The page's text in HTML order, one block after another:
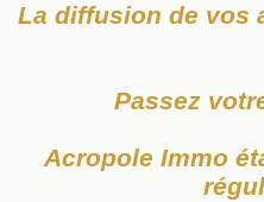
La diffusion de vos
Passez
Acropole Immo